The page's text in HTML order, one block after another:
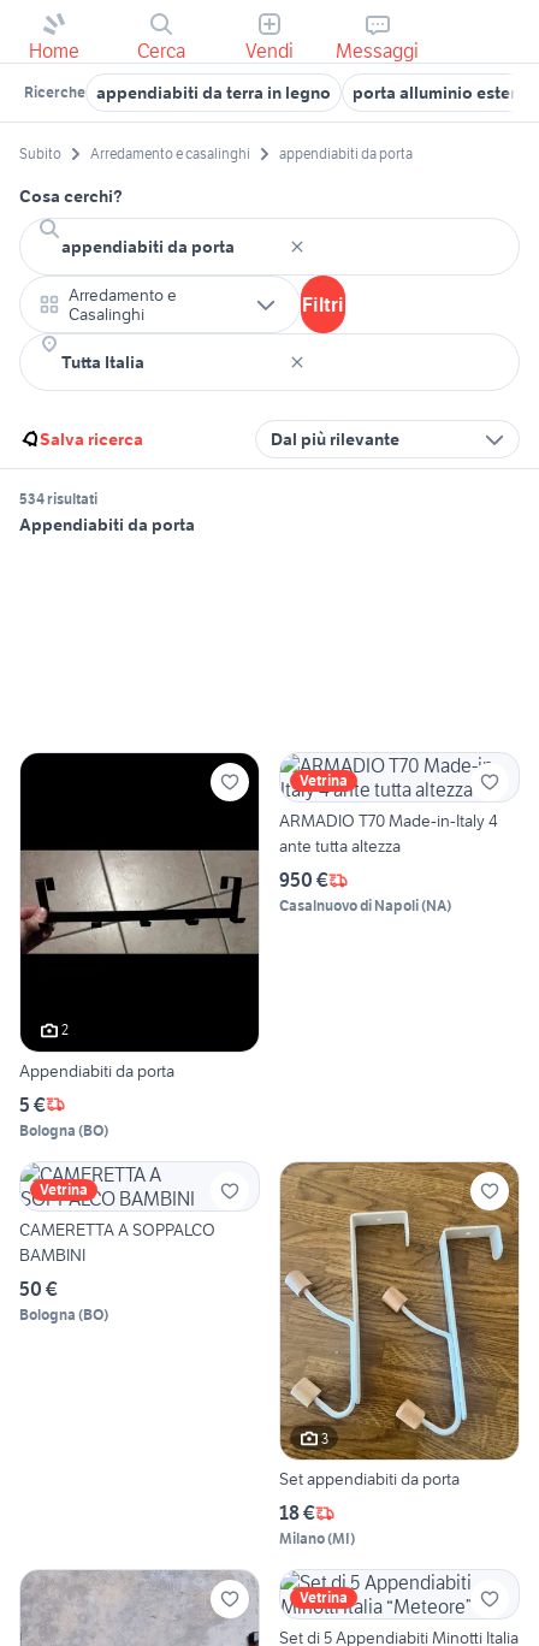
Home Cerca Vendi Messaggi
Ricerche appendiabiti da terra in legno porta alluminio esterno
Subito Arredamento e casalinghi appendiabiti da porta
Cosa cerchi?
Arredamento e
Casalinghi
Filtri
Salva ricerca Dal più rilevante
534 risultati
Appendiabiti da porta
2
Appendiabiti da porta
5 €
Bologna (BO)
Vetrina
ARMADIO T70 Made-in-Italy 4
ante tutta altezza
950 €
Casalnuovo di Napoli(NA)
Vetrina
CAMERETTA A SOPPALCO
BAMBINI
50 €
Bologna (BO)
3
Set appendiabiti da porta
18 €
Milano(MI)
Vetrina
Set di 5 Appendiabiti Minotti Italia